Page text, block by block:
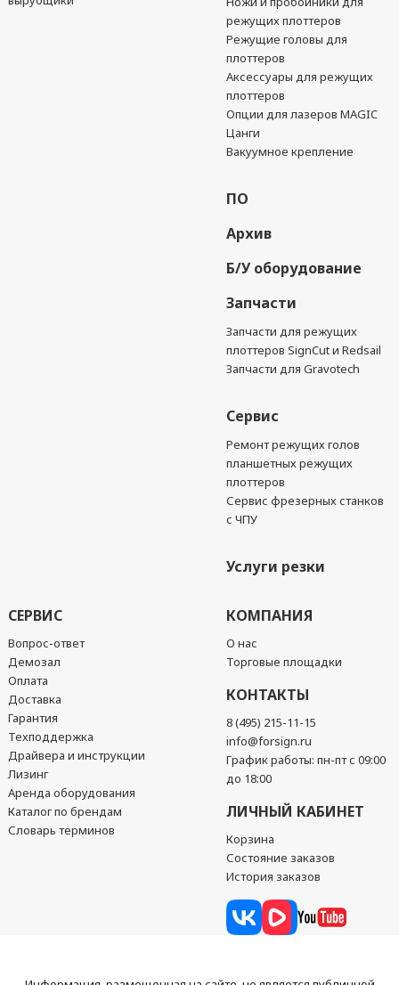
режущих плоттеров
Режущие головы для
плоттеров
Аксессуары для режущих
плоттеров
Опции для лазеров MAGIC
Цанги
Вакуумное крепление
ПО
Архив
Б/У оборудование
Запчасти
Запчасти для режущих
плоттеров SignCut и Redsail
Запчасти для Gravotech
Сервис
Ремонт режущих голов
планшетных режущих
плоттеров
Сервис фрезерных станков
с ЧПУ
Услуги резки
СЕРВИС
Вопрос-ответ
Демозал
Оплата
Доставка
Гарантия
Техподдержка
Драйвера и инструкции
Лизинг
Аренда оборудования
Каталог по брендам
Словарь терминов
КОМПАНИЯ
О нас
Торговые площадки
КОНТАКТЫ
8 (495) 215-11-15
info@forsign.ru
График работы: пн-пт с 09:00
до 18:00
ЛИЧНЫЙ КАБИНЕТ
Корзина
Состояние заказов
История заказов